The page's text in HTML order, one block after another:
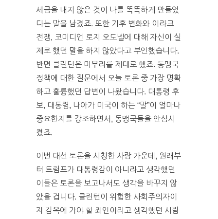
세금을 내지 않은 것이 나를 똑똑하게 만들었
다는 말을 남겼죠. 또한 기후 변화와 이라크
전쟁, 코미디언 로지 오도넬에 대해 자신이 실
제로 했던 말을 하지 않았다고 부인했습니다.
반면 클린턴은 마무리를 제대로 했죠. 동맹국
정책에 대한 질문에서 오늘 토론 중 가장 명확
하고 훌륭했던 답변이 나왔습니다. 대통령 후
보, 대통령, 나아가 미국이 하는 “말”이 얼마나
중요한지를 강조하면서, 동맹국들을 안심시
켰죠.
이번 대선 토론을 시청한 사람 가운데, 원래부
터 트럼프가 대통령감이 아니라고 생각했던
이들은 토론을 보고나서도 생각을 바꾸지 않
았을 겁니다. 클린턴이 위험한 사회주의자이
자 감옥에 가야 할 죄인이라고 생각했던 사람